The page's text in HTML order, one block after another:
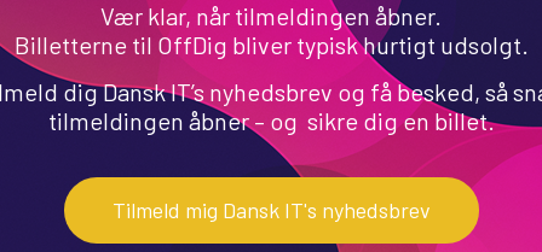
Vær klar, når tilmeldingen åbner.
Billetterne til OffDig bliver typisk hurtigt udsolgt.
dig Dansk IT’s nyhedsbrev og få besked, så
tilmeldingen åbner – og sikre dig en billet.
Tilmeld mig Dansk IT's nyhedsbrev